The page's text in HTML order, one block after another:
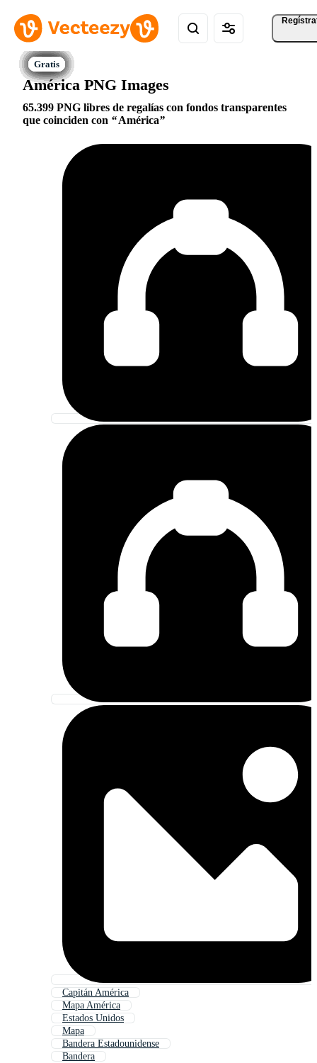
América PNG Images
65.399 PNG libres de regalías con fondos transparentes
que coinciden con
América
Capitán América
Mapa América
Estados Unidos
Mapa
Bandera Estadounidense
Bandera